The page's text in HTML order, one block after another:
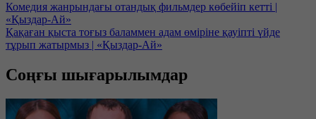
Комедия жанрындағы отандық фильмдер көбейіп кетті |
«Қыздар-Ай»
Қақаған қыста тоғыз баламмен адам өміріне қауіпті үйде
тұрып жатырмыз | «Қыздар-Ай»
Соңғы шығарылымдар